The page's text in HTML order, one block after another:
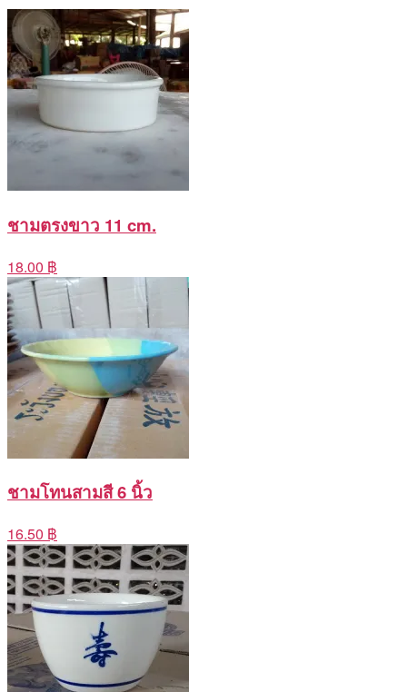
ชามตรงขาว 11 cm.
18.00 ฿
ชามโทนสามสี 6 นิ้ว
16.50 ฿